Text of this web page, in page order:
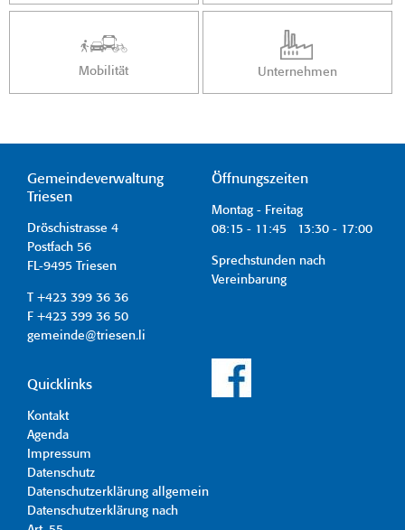
Mobilität Unternehmen
Gemeindeverwaltung
Triesen
Dröschistrasse 4
Postfach 56
FL-9495 Triesen
T +423 399 36 36
F +423 399 36 50
gemeinde@triesen.li
Öffnungszeiten
Montag - Freitag
08:15 - 11:45 13:30 - 17:00
Sprechstunden nach
Vereinbarung
Quicklinks
Kontakt
Agenda
Impressum
Datenschutz
Datenschutzerklärung allgemein
Datenschutzerklärung nach